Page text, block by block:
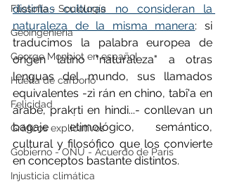
Filosofía - Sociología
Geoingeniería
George Monbiot en español
Huella de carbono
Felicidad
Gráficos explicativos
Gobierno - ONU - Acuerdo de Paris
Injusticia climática
distintas culturas no consideran la
naturaleza de la misma manera: si
traducimos la palabra europea de
origen latino "naturaleza" a otras
lenguas del mundo, sus llamados
equivalentes -zì rán en chino, tabî'a en
árabe, prakṛti en hindi...- conllevan un
bagaje etimológico, semántico,
cultural y filosófico que los convierte
en conceptos bastante distintos.